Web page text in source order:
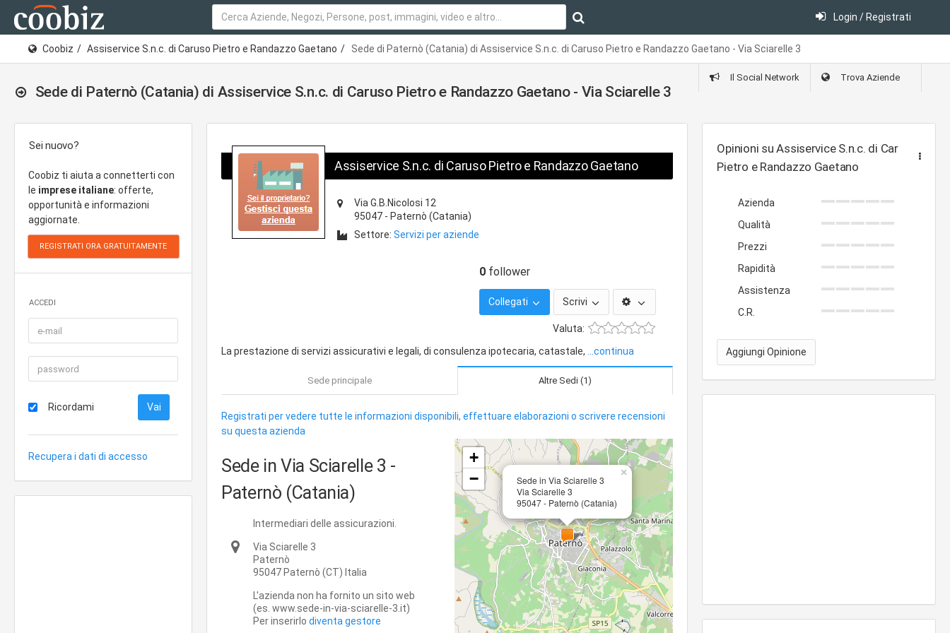
Login / Registrati
Coobiz Assiservice S.n.c. di Caruso Pietro e Randazzo Gaetano Sede di Paternò (Catania) di Assiservice S.n.c. di Caruso Pietro e Randazzo Gaetano - Via Sciarelle 3
Il Social Network Trova Aziende
Sede di Paternò (Catania) di Assiservice S.n.c. di Caruso Pietro e Randazzo Gaetano - Via Sciarelle 3
Sei nuovo?
Coobiz ti aiuta a connetterti con
le imprese italiane: offerte,
opportunità e informazioni
aggiornate.
ACCEDI
Ricordami
Recupera i dati di accesso
Assiservice S.n.c. di Caruso Pietro e Randazzo Gaetano
Via G.B.Nicolosi 12
95047 - Paternò (Catania)
Settore: Servizi per aziende
0 follower
Collegati Scrivi
Valuta:
La prestazione di servizi assicurativi e legali, di consulenza ipotecaria, catastale,
...continua
Sede principale Altre Sedi (1)
Registrati per vedere tutte le informazioni disponibili, effettuare elaborazioni o scrivere recensioni
su questa azienda
Sede in Via Sciarelle 3 -
Paternò (Catania)
Intermediari delle assicurazioni.
Via Sciarelle 3
Paternò
95047 Paternò (CT) Italia
L'azienda non ha fornito un sito web
(es. www.sede-in-via-sciarelle-3.it)
Per inserirlo diventa gestore
Sede in Via Sciarelle 3
Via Sciarelle 3
95047 - Paternò (Catania)
×
+
−
Opinioni su Assiservice S.n.c. di Caruso
Pietro e Randazzo Gaetano
Azienda
Qualità
Prezzi
Rapidità
Assistenza
C.R.
Aggiungi Opinione